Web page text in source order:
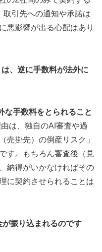
取引先への通知や承諾は
悪影響が出る心配はあり
、逆に手数料が法外に
な手数料をとられること
は、独自のAI審査や過
売掛先）の倒産リスク」
す。もちろん審査後（見
納得がいかなければその
に契約させられることは
振り込まれるのです